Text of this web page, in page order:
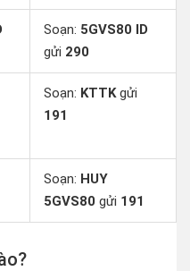
Soạn: 5GVS80 ID
gửi 290
Soạn: KTTKgửi
191
Soạn: HUY
5GVS80 gửi 191